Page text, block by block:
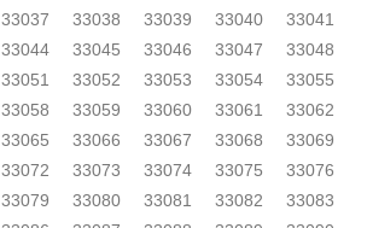
33037 33038 33039 33040
33041
33044 33045 33046 33047
33048
33051 33052 33053 33054
33055
33058 33059 33060 33061
33062
33065 33066 33067 33068
33069
33072 33073 33074 33075
33076
33079 33080 33081 33082
33083